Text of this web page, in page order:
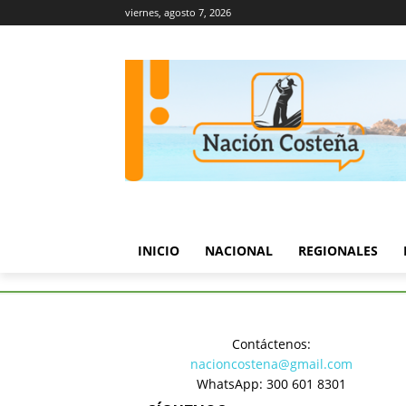
viernes, agosto 7, 2026
INICIO NACIONAL REGIONALES
EDITORIAL
Coman
Contáctenos:
nacioncostena@gmail.com
WhatsApp: 300 601 8301